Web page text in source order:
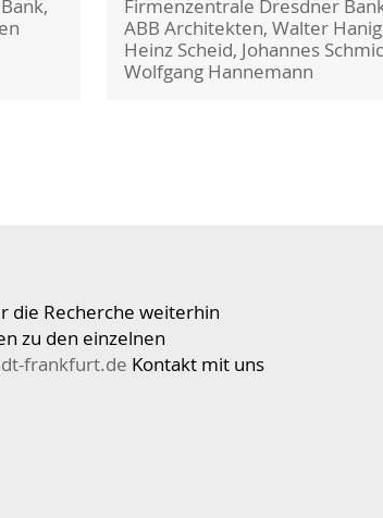
Firmenzentrale Dresdner
ABB Architekten, Walter
Heinz Scheid, Johannes
Wolfgang Hannemann
die Recherche weiterhin
zu den einzelnen
frankfurt.de Kontakt mit uns